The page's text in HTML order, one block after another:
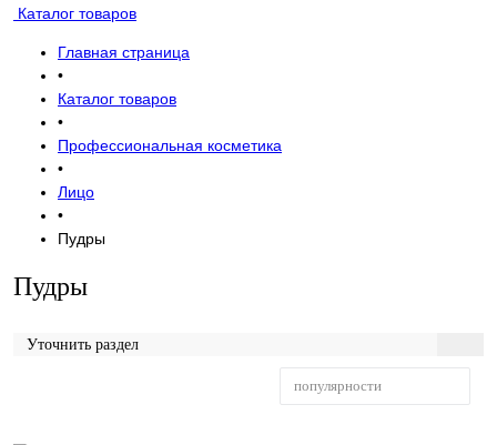
Каталог товаров
Главная страница
•
Каталог товаров
•
Профессиональная косметика
•
Лицо
•
Пудры
Пудры
Уточнить раздел
популярности